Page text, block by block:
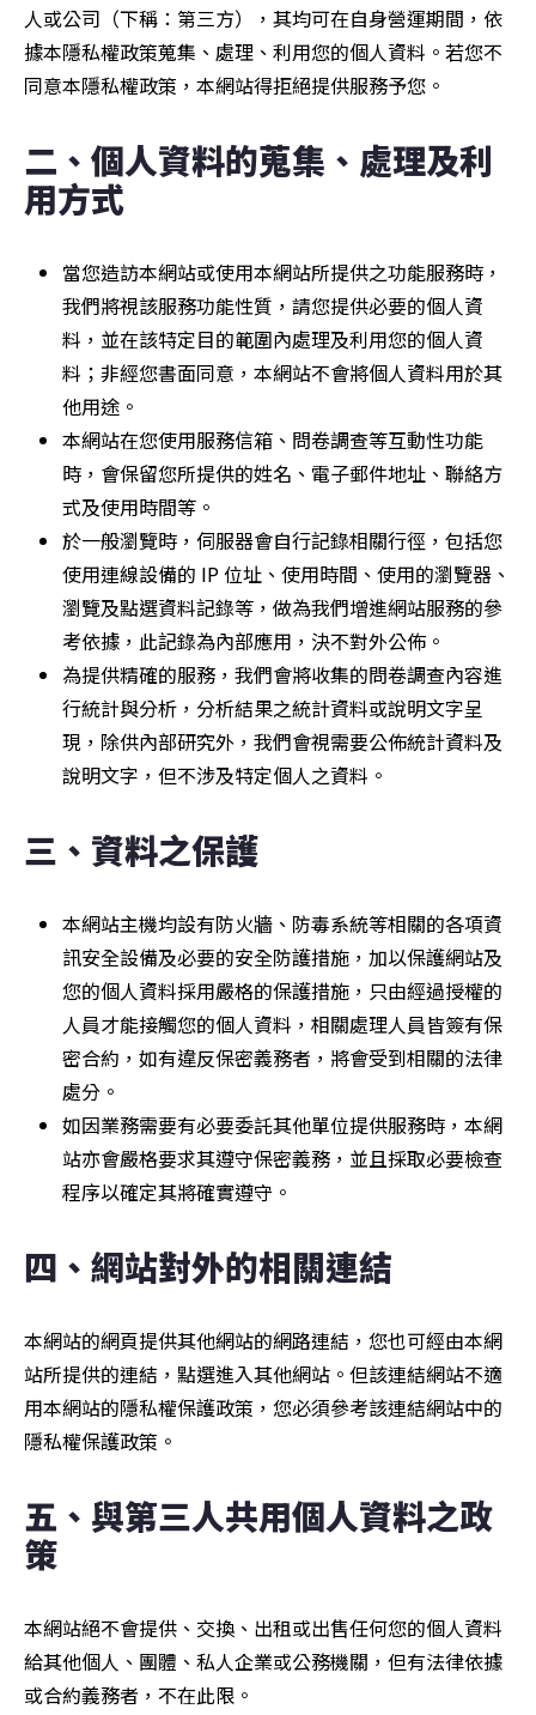
人或公司（下稱：第三方），其均可在自身營運期間，依
據本隱私權政策蒐集、處理、利用您的個人資料。若您不
同意本隱私權政策，本網站得拒絕提供服務予您。
二、個人資料的蒐集、處理及利
用方式
當您造訪本網站或使用本網站所提供之功能服務時，
我們將視該服務功能性質，請您提供必要的個人資
料，並在該特定目的範圍內處理及利用您的個人資
料；非經您書面同意，本網站不會將個人資料用於其
他用途。
本網站在您使用服務信箱、問卷調查等互動性功能
時，會保留您所提供的姓名、電子郵件地址、聯絡方
式及使用時間等。
於一般瀏覽時，伺服器會自行記錄相關行徑，包括您
使用連線設備的 IP 位址、使用時間、使用的瀏覽器、
瀏覽及點選資料記錄等，做為我們增進網站服務的參
考依據，此記錄為內部應用，決不對外公佈。
為提供精確的服務，我們會將收集的問卷調查內容進
行統計與分析，分析結果之統計資料或說明文字呈
現，除供內部研究外，我們會視需要公佈統計資料及
說明文字，但不涉及特定個人之資料。
三、資料之保護
本網站主機均設有防火牆、防毒系統等相關的各項資
訊安全設備及必要的安全防護措施，加以保護網站及
您的個人資料採用嚴格的保護措施，只由經過授權的
人員才能接觸您的個人資料，相關處理人員皆簽有保
密合約，如有違反保密義務者，將會受到相關的法律
處分。
如因業務需要有必要委託其他單位提供服務時，本網
站亦會嚴格要求其遵守保密義務，並且採取必要檢查
程序以確定其將確實遵守。
四、網站對外的相關連結
本網站的網頁提供其他網站的網路連結，您也可經由本網
站所提供的連結，點選進入其他網站。但該連結網站不適
用本網站的隱私權保護政策，您必須參考該連結網站中的
隱私權保護政策。
五、與第三人共用個人資料之政
策
本網站絕不會提供、交換、出租或出售任何您的個人資料
給其他個人、團體、私人企業或公務機關，但有法律依據
或合約義務者，不在此限。